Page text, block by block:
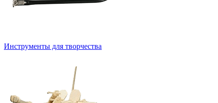
Инструменты для творчества